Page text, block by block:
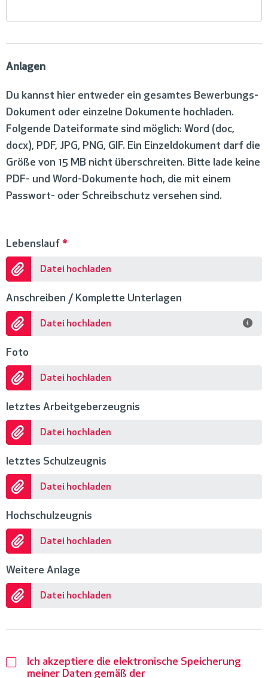
Anlagen
Du kannst hier entweder ein gesamtes Bewerbungs-
Dokument oder einzelne Dokumente hochladen.
Folgende Dateiformate sind möglich: Word (doc,
docx), PDF, JPG, PNG, GIF. Ein Einzeldokument darf die
Größe von 15 MB nicht überschreiten. Bitte lade keine
PDF- und Word-Dokumente hoch, die mit einem
Passwort- oder Schreibschutz versehen sind.
Lebenslauf *
Datei hochladen
Anschreiben / Komplette Unterlagen
Datei hochladen
Foto
Datei hochladen
letztes Arbeitgeberzeugnis
Datei hochladen
letztes Schulzeugnis
Datei hochladen
Hochschulzeugnis
Datei hochladen
Weitere Anlage
Datei hochladen
Ich akzeptiere die elektronische Speicherung
meiner Daten gemäß der